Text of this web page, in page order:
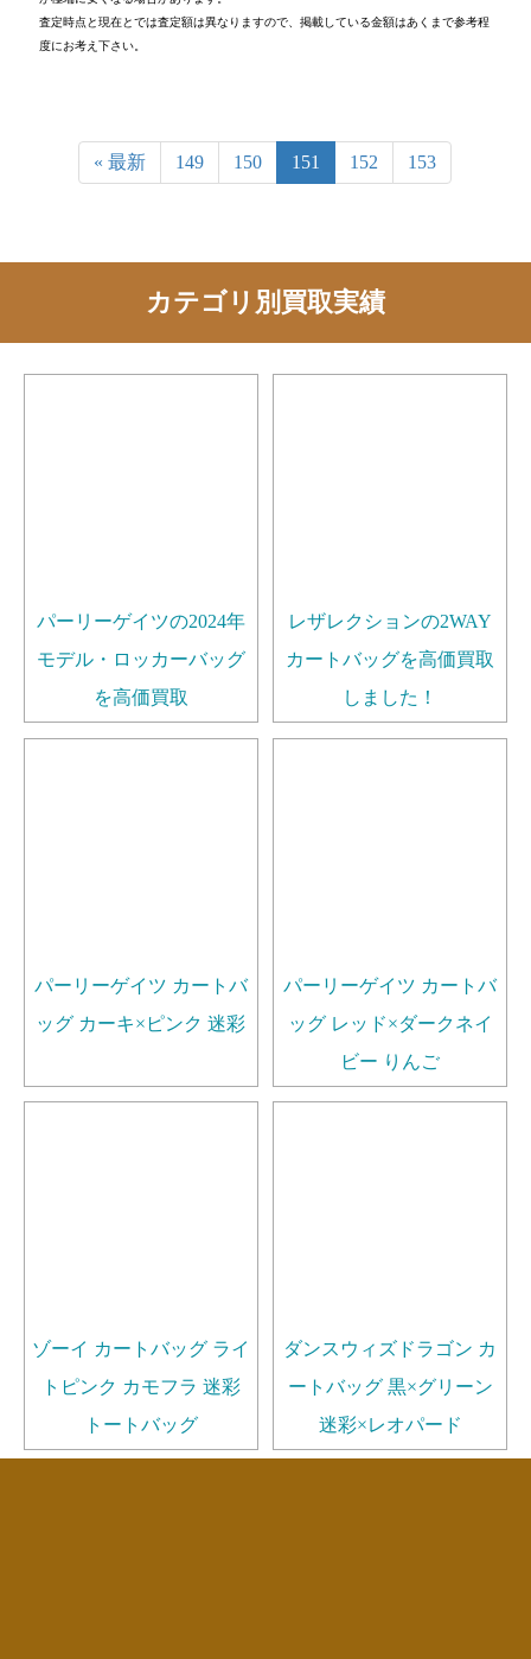
査定時点と現在とでは査定額は異なりますので、掲載している金額はあくまで参考程
度にお考え下さい。
« 最新 149 150 151 152 153
カテゴリ別買取実績
パーリーゲイツの2024年
モデル・ロッカーバッグ
を高価買取
レザレクションの2WAY
カートバッグを高価買取
しました！
パーリーゲイツ カートバ
ッグ カーキ×ピンク 迷彩
パーリーゲイツ カートバ
ッグ レッド×ダークネイ
ビー りんご
ゾーイ カートバッグ ライ
トピンク カモフラ 迷彩
トートバッグ
ダンスウィズドラゴン カ
ートバッグ 黒×グリーン
迷彩×レオパード